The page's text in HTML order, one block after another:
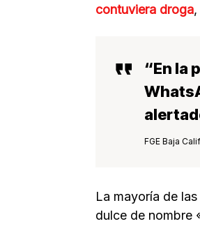
contuviera droga
“En la
FGE Baja
La mayoría de las
dulce de nombre